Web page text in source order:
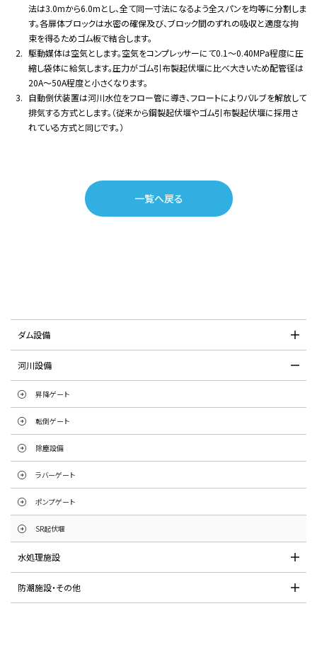
ダム設備
河川設備
昇降ゲート
転倒ゲート
除塵設備
ラバーゲート
ポンプゲート
SR起伏堰
水処理施設
防潮施設・その他
法は3.0mから6.0mとし、全て同一寸法になるよう全スパンを均等に分割しま
す。各扉体ブロックは水密の確保及び、ブロック間のずれの吸収と適度な拘
束を得るためゴム板で結合します。
駆動媒体は空気とします。空気をコンプレッサーにて0.1～0.40MPa程度に圧
縮し袋体に給気します。圧力がゴム引布製起伏堰に比べ大きいため配管径は
20A～50A程度と小さくなります。
自動倒伏装置は河川水位をフロー管に導き、フロートによりバルブを解放して
排気する方式とします。（従来から鋼製起伏堰やゴム引布製起伏堰に採用さ
れている方式と同じです。）
一覧へ戻る